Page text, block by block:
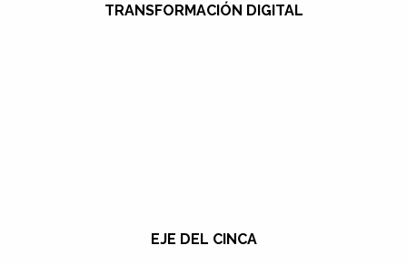
TRANSFORMACIÓN DIGITAL
EJE DEL CINCA